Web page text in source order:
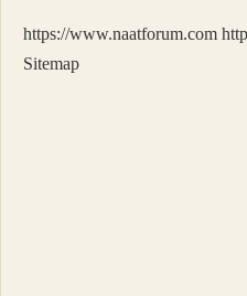
https://www.naatforum.com
Sitemap